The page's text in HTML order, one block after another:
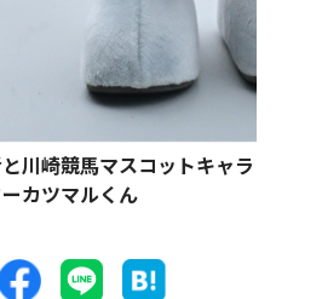
川崎競馬マスコットキャラ
カツマルくん